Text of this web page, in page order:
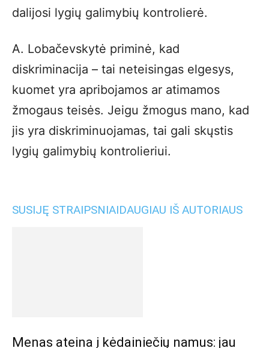
dalijosi lygių galimybių kontrolierė.
A. Lobačevskytė priminė, kad
diskriminacija – tai neteisingas elgesys,
kuomet yra apribojamos ar atimamos
žmogaus teisės. Jeigu žmogus mano, kad
jis yra diskriminuojamas, tai gali skųstis
lygių galimybių kontrolieriui.
SUSIJĘ STRAIPSNIAIDAUGIAU IŠ AUTORIAUS
Menas ateina į kėdainiečių namus: jau